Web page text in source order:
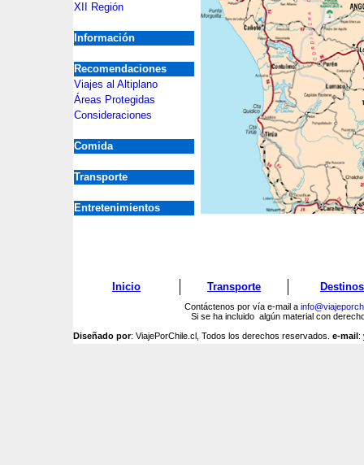
XII Región
Información
Recomendaciones
Viajes al Altiplano
Áreas Protegidas
Consideraciones
Comida
Transporte
Entretenimientos
Inicio Transporte Destinos
Contáctenos por vía e-mail a
Si se ha incluido algún material con
Diseñado por: ViajePorChile.cl, Todos los derechos reservados. e-mail: